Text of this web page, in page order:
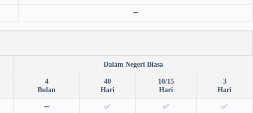
➖
Dalam Negeri Biasa
4
Bulan
40
Hari
10/15
Hari
3
Hari
➖ ✅ ✅ ✅